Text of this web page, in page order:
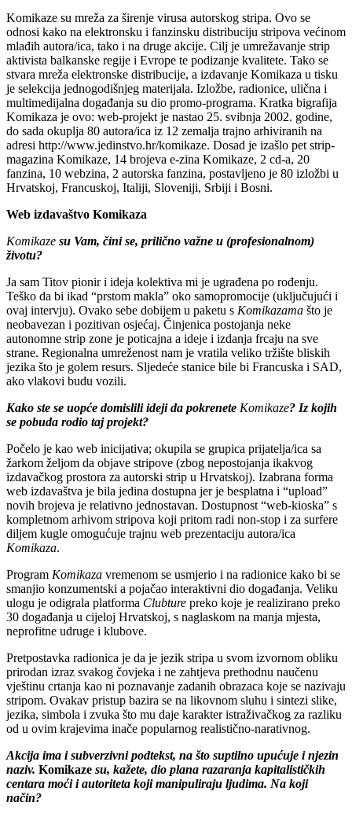
Komikaze su mreža za širenje virusa autorskog stripa. Ovo se
odnosi kako na elektronsku i fanzinsku distribuciju stripova većinom
mlađih autora/ica, tako i na druge akcije. Cilj je umrežavanje strip
aktivista balkanske regije i Evrope te podizanje kvalitete. Tako se
stvara mreža elektronske distribucije, a izdavanje Komikaza u tisku
je selekcija jednogodišnjeg materijala. Izložbe, radionice, ulična i
multimedijalna događanja su dio promo-programa. Kratka bigrafija
Komikaza je ovo: web-projekt je nastao 25. svibnja 2002. godine,
do sada okuplja 80 autora/ica iz 12 zemalja trajno arhiviranih na
adresi http://www.jedinstvo.hr/komikaze. Dosad je izašlo pet strip-
magazina Komikaze, 14 brojeva e-zina Komikaze, 2 cd-a, 20
fanzina, 10 webzina, 2 autorska fanzina, postavljeno je 80 izložbi u
Hrvatskoj, Francuskoj, Italiji, Sloveniji, Srbiji i Bosni.
Web izdavaštvo Komikaza
Komikaze su Vam, čini se, prilično važne u (profesionalnom)
životu?
Ja sam Titov pionir i ideja kolektiva mi je ugrađena po rođenju.
Teško da bi ikad “prstom makla” oko samopromocije (uključujući i
ovaj intervju). Ovako sebe dobijem u paketu s Komikazama što je
neobavezan i pozitivan osjećaj. Činjenica postojanja neke
autonomne strip zone je poticajna a ideje i izdanja frcaju na sve
strane. Regionalna umreženost nam je vratila veliko tržište bliskih
jezika što je golem resurs. Sljedeće stanice bile bi Francuska i SAD,
ako vlakovi budu vozili.
Kako ste se uopće domislili ideji da pokrenete Komikaze? Iz kojih
se pobuda rodio taj projekt?
Počelo je kao web inicijativa; okupila se grupica prijatelja/ica sa
žarkom željom da objave stripove (zbog nepostojanja ikakvog
izdavačkog prostora za autorski strip u Hrvatskoj). Izabrana forma
web izdavaštva je bila jedina dostupna jer je besplatna i “upload”
novih brojeva je relativno jednostavan. Dostupnost “web-kioska” s
kompletnom arhivom stripova koji pritom radi non-stop i za surfere
diljem kugle omogućuje trajnu web prezentaciju autora/ica
Komikaza.
Program Komikaza vremenom se usmjerio i na radionice kako bi se
smanjio konzumentski a pojačao interaktivni dio događanja. Veliku
ulogu je odigrala platforma Clubture preko koje je realizirano preko
30 događanja u cijeloj Hrvatskoj, s naglaskom na manja mjesta,
neprofitne udruge i klubove.
Pretpostavka radionica je da je jezik stripa u svom izvornom obliku
prirodan izraz svakog čovjeka i ne zahtjeva prethodnu naučenu
vještinu crtanja kao ni poznavanje zadanih obrazaca koje se nazivaju
stripom. Ovakav pristup bazira se na likovnom sluhu i sintezi slike,
jezika, simbola i zvuka što mu daje karakter istraživačkog za razliku
od u ovim krajevima inače popularnog realistično-narativnog.
Akcija ima i subverzivni podtekst, na što suptilno upućuje i njezin
naziv. Komikaze su, kažete, dio plana razaranja kapitalističkih
centara moći i autoriteta koji manipuliraju ljudima. Na koji
način?